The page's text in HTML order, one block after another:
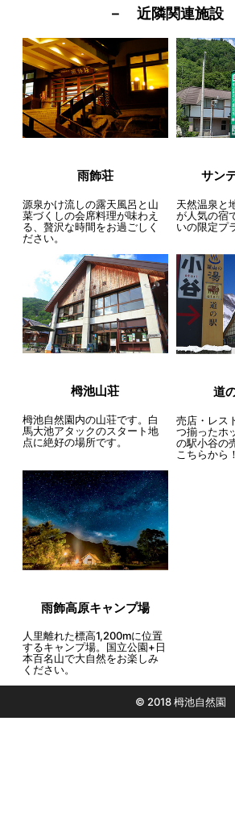
－ 近隣関連施設
雨飾荘
源泉かけ流しの露天風呂と山
菜づくしの会席料理が味わえ
る、贅沢な時間をお過ごしく
ださい。
サン
天然温泉と
が人気の宿
いの限定プ
栂池山荘
栂池自然園内の山荘です。白
馬大池アタックのスタート地
点に絶好の場所です。
道
売店・レス
つ揃ったホ
の駅小谷の
こちらから！
雨飾高原キャンプ場
人里離れた標高1,200mに位置
するキャンプ場。国立公園+日
本百名山で大自然をお楽しみ
ください。
© 2018 栂池自然園